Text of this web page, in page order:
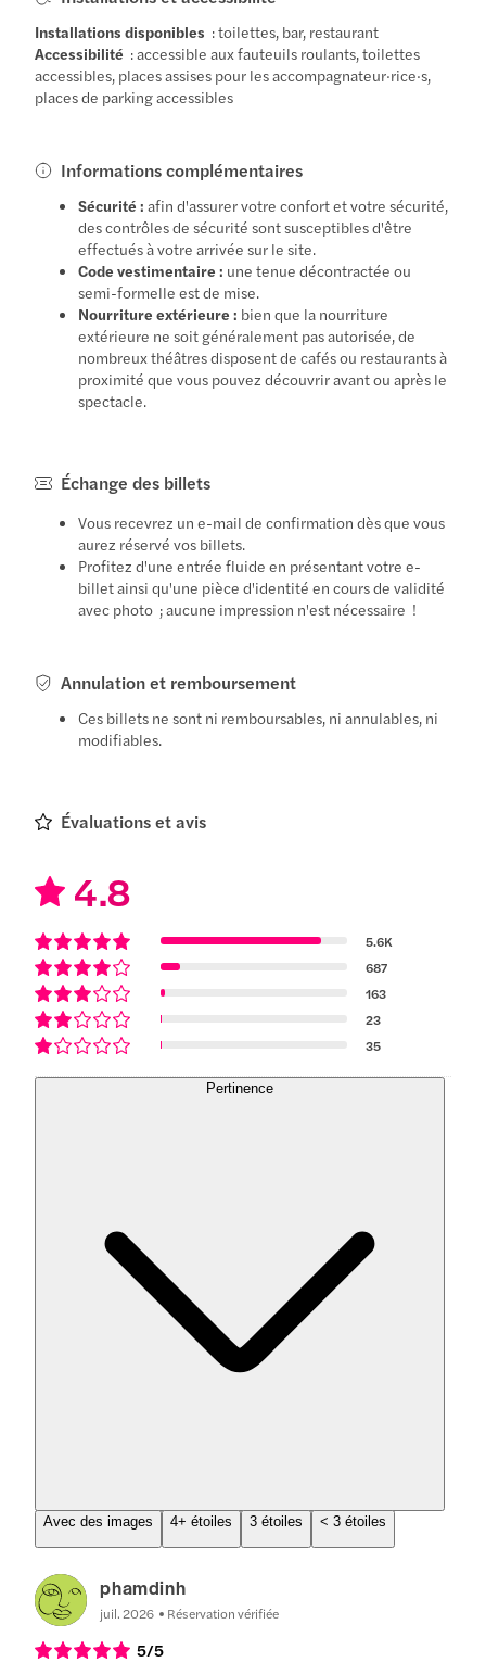
Installations disponibles : toilettes, bar, restaurant
Accessibilité : accessible aux fauteuils roulants, toilettes
accessibles, places assises pour les accompagnateur·rice·s,
places de parking accessibles
Informations complémentaires
Sécurité : afin d'assurer votre confort et votre sécurité,
des contrôles de sécurité sont susceptibles d'être
effectués à votre arrivée sur le site.
Code vestimentaire : une tenue décontractée ou
semi-formelle est de mise.
Nourriture extérieure : bien que la nourriture
extérieure ne soit généralement pas autorisée, de
nombreux théâtres disposent de cafés ou restaurants à
proximité que vous pouvez découvrir avant ou après le
spectacle.
Échange des billets
Vous recevrez un e-mail de confirmation dès que vous
aurez réservé vos billets.
Profitez d'une entrée fluide en présentant votre e-
billet ainsi qu'une pièce d'identité en cours de validité
avec photo ; aucune impression n'est nécessaire !
Annulation et remboursement
Ces billets ne sont ni remboursables, ni annulables, ni
modifiables.
Évaluations et avis
4.8
5.6K
687
163
23
35
Pertinence
Avec des images 4+ étoiles 3 étoiles < 3 étoiles
phamdinh
juil. 2026 Réservation vérifiée
5/5